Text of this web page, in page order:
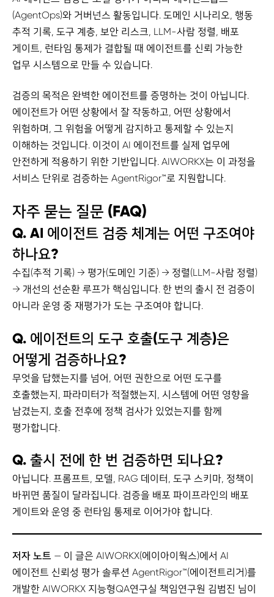
(AgentOps)와 거버넌스 활동입니다. 도메인 시나리오, 행동
추적 기록, 도구 계층, 보안 리스크, LLM-사람 정렬, 배포
게이트, 런타임 통제가 결합될 때 에이전트를 신뢰 가능한
업무 시스템으로 만들 수 있습니다.
검증의 목적은 완벽한 에이전트를 증명하는 것이 아닙니다.
에이전트가 어떤 상황에서 잘 작동하고, 어떤 상황에서
위험하며, 그 위험을 어떻게 감지하고 통제할 수 있는지
이해하는 것입니다. 이것이 AI 에이전트를 실제 업무에
안전하게 적용하기 위한 기반입니다. AIWORKX는 이 과정을
서비스 단위로 검증하는 AgentRigor™로 지원합니다.
자주 묻는 질문 (FAQ)
Q. AI 에이전트 검증 체계는 어떤 구조여야
하나요?
수집(추적 기록) → 평가(도메인 기준) → 정렬(LLM-사람 정렬)
→ 개선의 선순환 루프가 핵심입니다. 한 번의 출시 전 검증이
아니라 운영 중 재평가가 도는 구조여야 합니다.
Q. 에이전트의 도구 호출(도구 계층)은
어떻게 검증하나요?
무엇을 답했는지를 넘어, 어떤 권한으로 어떤 도구를
호출했는지, 파라미터가 적절했는지, 시스템에 어떤 영향을
남겼는지, 호출 전후에 정책 검사가 있었는지를 함께
평가합니다.
Q. 출시 전에 한 번 검증하면 되나요?
아닙니다. 프롬프트, 모델, RAG 데이터, 도구 스키마, 정책이
바뀌면 품질이 달라집니다. 검증을 배포 파이프라인의 배포
게이트와 운영 중 런타임 통제로 이어가야 합니다.
저자 노트 — 이 글은 AIWORKX(에이아이웍스)에서 AI
에이전트 신뢰성 평가 솔루션 AgentRigor™(에이전트리거)를
개발한 AIWORKX 지능형QA연구실 책임연구원 김범진 님이